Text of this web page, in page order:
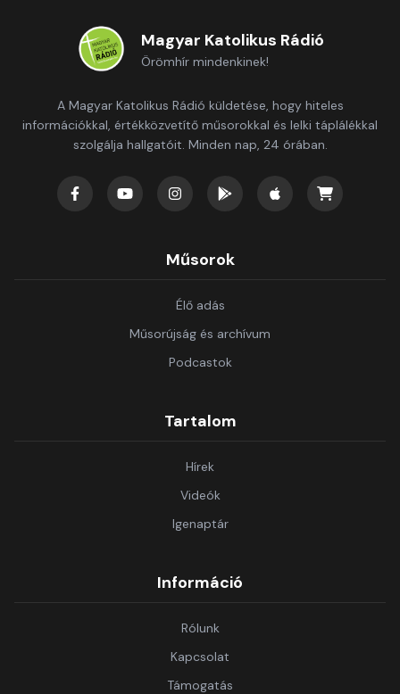
Magyar Katolikus Rádió
Örömhír mindenkinek!
A Magyar Katolikus Rádió küldetése, hogy hiteles
információkkal, értékközvetítő műsorokkal és lelki táplálékkal
szolgálja hallgatóit. Minden nap, 24 órában.
Műsorok
Élő adás
Műsorújság és archívum
Podcastok
Tartalom
Hírek
Videók
Igenaptár
Információ
Rólunk
Kapcsolat
Támogatás